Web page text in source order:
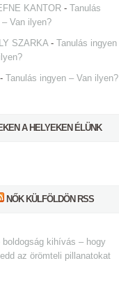
KANTOR - Tanulás
– Van ilyen?
SZARKA- Tanulás ingyen
- Tanulás ingyen – Van ilyen?
A HELYEKEN ÉLÜNK
NŐK KÜLFÖLDÖN RSS
boldogság kihívás – hogy
az örömteli pillanatokat